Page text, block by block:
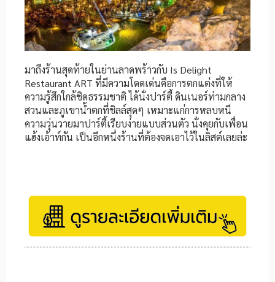
มาถึงร้านสุดท้ายในย่านลาดพร้าวกับ Is Delight
Restaurant ART ที่มีความโดดเด่นคือการตกแต่งที่ให้
ความรู้สึกใกล้ชิดธรรมชาติ ได้นั่งปาร์ตี้ ดินเนอร์ท่ามกลาง
สวนและภูเขาน้ำตกที่ชิลล์สุดๆ เหมาะแก่การหลบหนี
ความวุ่นวายมาปาร์ตี้เรียบง่ายแบบส่วนตัว นั่งคุยกับเพื่อน
แฮ้งเอ้าท์กัน เป็นอีกหนึ่งร้านที่ต้องจดเอาไว้ในลิสต์เลยล่ะ